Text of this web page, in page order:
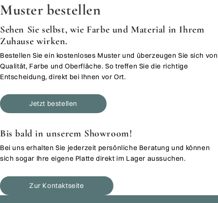
Muster bestellen
Sehen Sie selbst, wie Farbe und Material in Ihrem
Zuhause wirken.
Bestellen Sie ein kostenloses Muster und überzeugen Sie sich von
Qualität, Farbe und Oberfläche. So treffen Sie die richtige
Entscheidung, direkt bei Ihnen vor Ort.
Jetzt bestellen
Bis bald in unserem Showroom!
Bei uns erhalten Sie jederzeit persönliche Beratung und können
sich sogar Ihre eigene Platte direkt im Lager aussuchen.
Zur Kontaktseite